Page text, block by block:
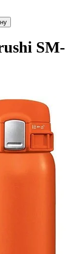
SM-